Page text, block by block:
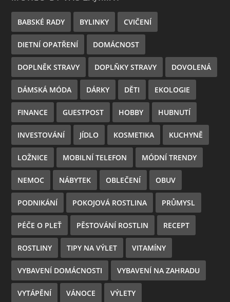
BABSKÉ RADY BYLINKY CVIČENÍ
DIETNÍ OPATŘENÍ DOMÁCNOST
DOPLNĚK STRAVY DOPLŇKY STRAVY DOVOLENÁ
DÁMSKÁ MÓDA DÁRKY DĚTI EKOLOGIE
FINANCE GUESTPOST HOBBY HUBNUTÍ
INVESTOVÁNÍ JÍDLO KOSMETIKA KUCHYNĚ
LOŽNICE MOBILNÍ TELEFON MÓDNÍ TRENDY
NEMOC NÁBYTEK OBLEČENÍ OBUV
PODNIKÁNÍ POKOJOVÁ ROSTLINA PRŮMYSL
PÉČE O PLEŤ PĚSTOVÁNÍ ROSTLIN RECEPT
ROSTLINY TIPY NA VÝLET VITAMÍNY
VYBAVENÍ DOMÁCNOSTI VYBAVENÍ NA ZAHRADU
VYTÁPĚNÍ VÁNOCE VÝLETY